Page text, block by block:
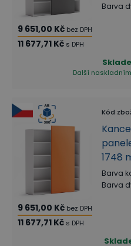
Barva
9 651,00 Kč bez DPH
11 677,71 Kč s DPH
Další
Kód
1748
Barva
Barva
9 651,00 Kč bez DPH
11 677,71 Kč s DPH